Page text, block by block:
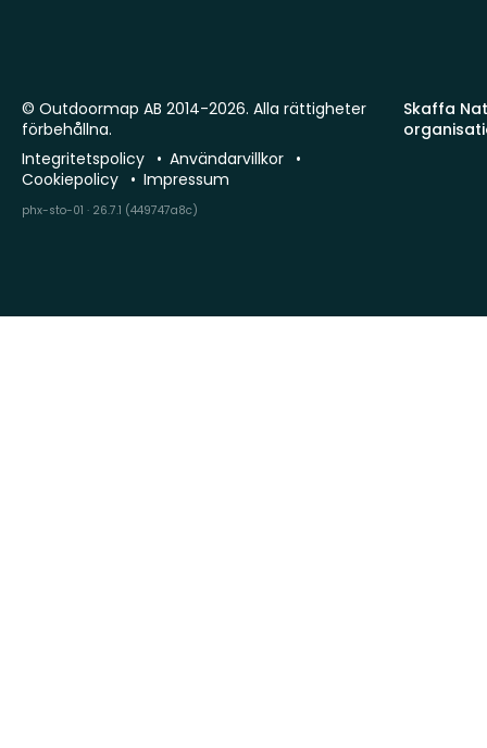
Skaffa
© Outdoormap AB 2014-2026. Alla rättigheter
förbehållna.
Integritetspolicy
Användarvillkor
Cookiepolicy
Impressum
phx-sto-01 · 26.7.1 (449747a8c)